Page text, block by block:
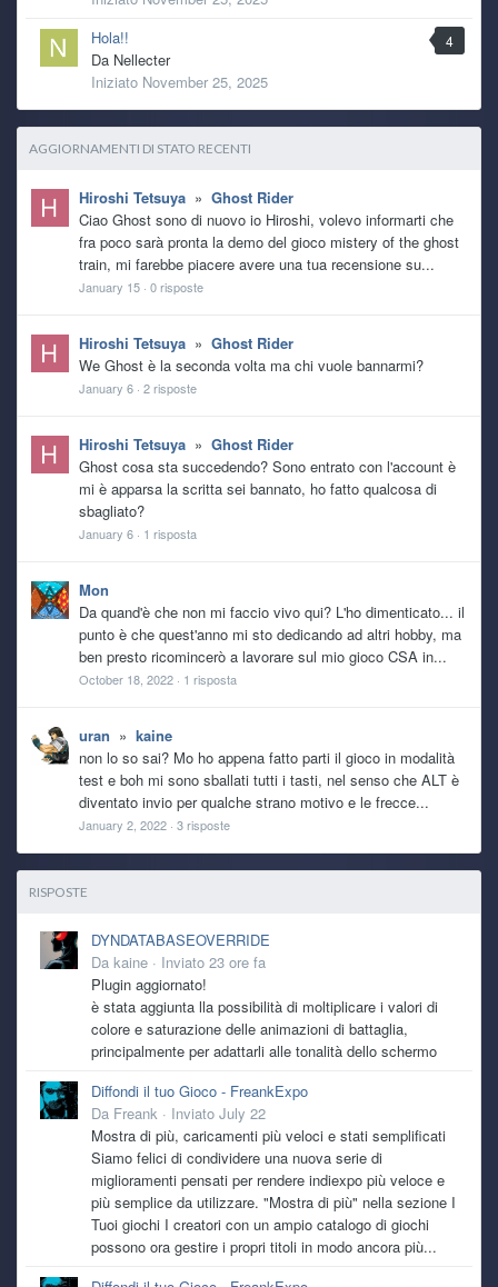
4
Hola!!
Da Nellecter
Iniziato November 25, 2025
AGGIORNAMENTI DI STATO RECENTI
Hiroshi Tetsuya » Ghost Rider
Ciao Ghost sono di nuovo io Hiroshi, volevo informarti che
fra poco sarà pronta la demo del gioco mistery of the ghost
train, mi farebbe piacere avere una tua recensione su...
January 15 · 0 risposte
Hiroshi Tetsuya » Ghost Rider
We Ghost è la seconda volta ma chi vuole bannarmi?
January 6 · 2 risposte
Hiroshi Tetsuya » Ghost Rider
Ghost cosa sta succedendo? Sono entrato con l'account è
mi è apparsa la scritta sei bannato, ho fatto qualcosa di
sbagliato?
January 6 · 1 risposta
Mon
Da quand'è che non mi faccio vivo qui? L'ho dimenticato... il
punto è che quest'anno mi sto dedicando ad altri hobby, ma
ben presto ricomincerò a lavorare sul mio gioco CSA in...
October 18, 2022 · 1 risposta
uran » kaine
non lo so sai? Mo ho appena fatto parti il gioco in modalità
test e boh mi sono sballati tutti i tasti, nel senso che ALT è
diventato invio per qualche strano motivo e le frecce...
January 2, 2022 · 3 risposte
RISPOSTE
DYNDATABASEOVERRIDE
Da kaine · Inviato 23 ore fa
Plugin aggiornato!
è stata aggiunta lla possibilità di moltiplicare i valori di
colore e saturazione delle animazioni di battaglia,
principalmente per adattarli alle tonalità dello schermo
Diffondi il tuo Gioco - FreankExpo
Da Freank · Inviato July 22
Mostra di più, caricamenti più veloci e stati semplificati
Siamo felici di condividere una nuova serie di
miglioramenti pensati per rendere indiexpo più veloce e
più semplice da utilizzare. "Mostra di più" nella sezione I
Tuoi giochi I creatori con un ampio catalogo di giochi
possono ora gestire i propri titoli in modo ancora più...